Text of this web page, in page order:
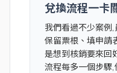
兌換流程一卡
我們看過不少案例
保留票根、填申請
是想到核銷要來回
流程每多一個步驟